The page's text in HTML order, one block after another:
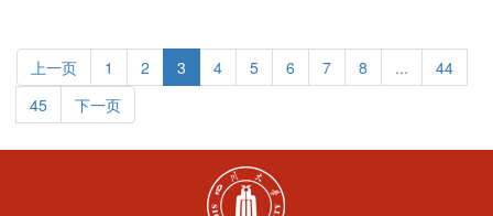
上一页 1 2 3 4 5 6 7 8 ...
44
45
下一页